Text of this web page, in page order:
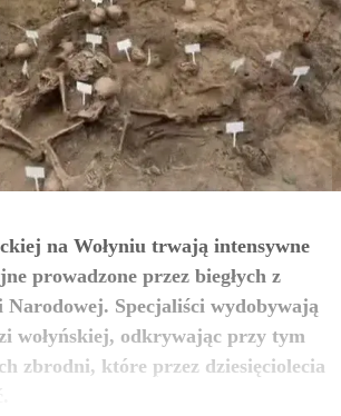
na Wołyniu trwają intensywne
prowadzone przez biegłych z
Specjaliści wydobywają
wołyńskiej, odkrywając przy tym
zbrodni, które przez dziesięciolecia
zobacz więcej